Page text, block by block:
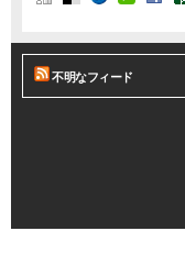
不明なフィード